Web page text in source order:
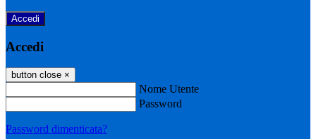
Accedi
Accedi
button close ×
Nome Utente
Password
Password dimenticata?